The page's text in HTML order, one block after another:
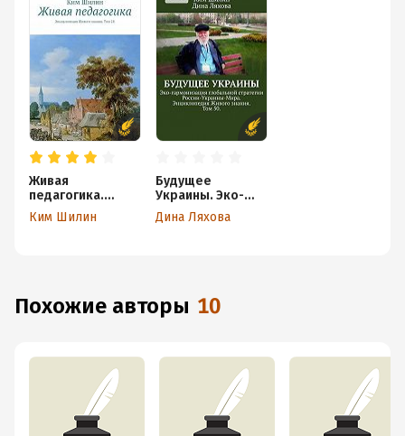
Живая
педагогика.
Энциклопедия
Живого знания.
Ким Шилин
Будущее
Украины. Эко-
гармонизация
глобальной
Живого знания.
Том 50.
Дина Ляхова
Похожие авторы 10